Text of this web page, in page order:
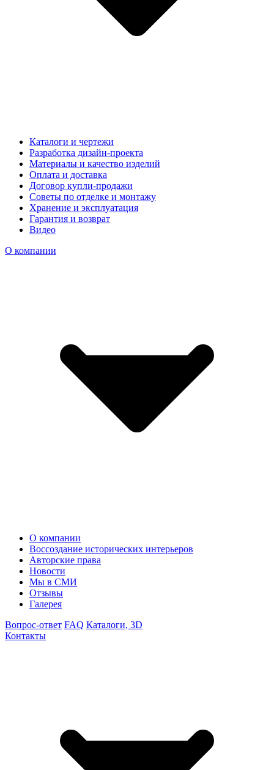
Каталоги и чертежи
Разработка дизайн-проекта
Материалы и качество изделий
Оплата и доставка
Договор купли-продажи
Советы по отделке и монтажу
Хранение и эксплуатация
Гарантия и возврат
Видео
О компании
О компании
Воссоздание исторических интерьеров
Авторские права
Новости
Мы в СМИ
Отзывы
Галерея
Вопрос-ответ FAQ Каталоги, 3D
Контакты